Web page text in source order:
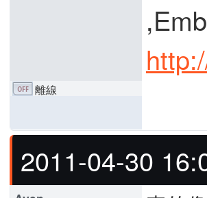
離線
2011-04-30